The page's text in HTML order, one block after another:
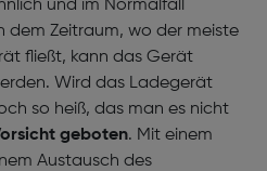
und im Normalfall
dem Zeitraum, wo der meiste
fließt, kann das Gerät
Wird das Ladegerät
so heiß, das man es nicht
geboten. Mit einem
Austausch des